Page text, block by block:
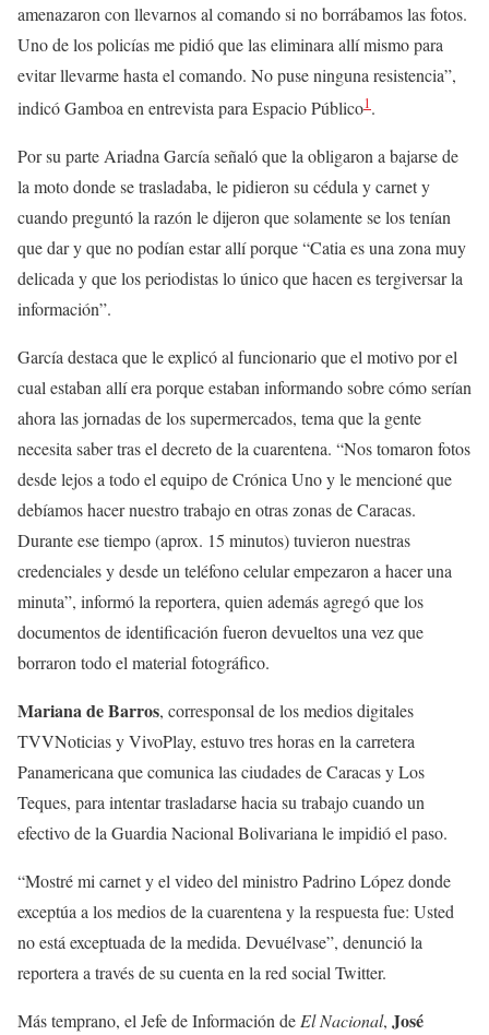
amenazaron con llevarnos al comando si no borrábamos las fotos.
Uno de los policías me pidió que las eliminara allí mismo para
evitar llevarme hasta el comando. No puse ninguna resistencia”,
indicó Gamboa en entrevista para Espacio Público1.
Por su parte Ariadna García señaló que la obligaron a bajarse de
la moto donde se trasladaba, le pidieron su cédula y carnet y
cuando preguntó la razón le dijeron que solamente se los tenían
que dar y que no podían estar allí porque “Catia es una zona muy
delicada y que los periodistas lo único que hacen es tergiversar la
información”.
García destaca que le explicó al funcionario que el motivo por el
cual estaban allí era porque estaban informando sobre cómo serían
ahora las jornadas de los supermercados, tema que la gente
necesita saber tras el decreto de la cuarentena. “Nos tomaron fotos
desde lejos a todo el equipo de Crónica Uno y le mencioné que
debíamos hacer nuestro trabajo en otras zonas de Caracas.
Durante ese tiempo (aprox. 15 minutos) tuvieron nuestras
credenciales y desde un teléfono celular empezaron a hacer una
minuta”, informó la reportera, quien además agregó que los
documentos de identificación fueron devueltos una vez que
borraron todo el material fotográfico.
Mariana de Barros, corresponsal de los medios digitales
TVVNoticias y VivoPlay, estuvo tres horas en la carretera
Panamericana que comunica las ciudades de Caracas y Los
Teques, para intentar trasladarse hacia su trabajo cuando un
efectivo de la Guardia Nacional Bolivariana le impidió el paso.
“Mostré mi carnet y el video del ministro Padrino López donde
exceptúa a los medios de la cuarentena y la respuesta fue: Usted
no está exceptuada de la medida. Devuélvase”, denunció la
reportera a través de su cuenta en la red social Twitter.
Más temprano, el Jefe de Información de El Nacional, José